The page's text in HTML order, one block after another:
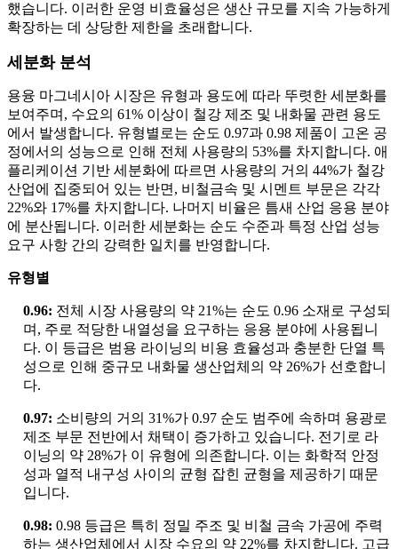
했습니다. 이러한 운영 비효율성은 생산 규모를 지속 가능하게
확장하는 데 상당한 제한을 초래합니다.
세분화 분석
용융 마그네시아 시장은 유형과 용도에 따라 뚜렷한 세분화를
보여주며, 수요의 61% 이상이 철강 제조 및 내화물 관련 용도
에서 발생합니다. 유형별로는 순도 0.97과 0.98 제품이 고온 공
정에서의 성능으로 인해 전체 사용량의 53%를 차지합니다. 애
플리케이션 기반 세분화에 따르면 사용량의 거의 44%가 철강
산업에 집중되어 있는 반면, 비철금속 및 시멘트 부문은 각각
22%와 17%를 차지합니다. 나머지 비율은 틈새 산업 응용 분야
에 분산됩니다. 이러한 세분화는 순도 수준과 특정 산업 성능
요구 사항 간의 강력한 일치를 반영합니다.
유형별
0.96: 전체 시장 사용량의 약 21%는 순도 0.96 소재로 구성되
며, 주로 적당한 내열성을 요구하는 응용 분야에 사용됩니
다. 이 등급은 범용 라이닝의 비용 효율성과 충분한 단열 특
성으로 인해 중규모 내화물 생산업체의 약 26%가 선호합니
다.
0.97: 소비량의 거의 31%가 0.97 순도 범주에 속하며 용광로
제조 부문 전반에서 채택이 증가하고 있습니다. 전기로 라
이닝의 약 28%가 이 유형에 의존합니다. 이는 화학적 안정
성과 열적 내구성 사이의 균형 잡힌 균형을 제공하기 때문
입니다.
0.98: 0.98 등급은 특히 정밀 주조 및 비철 금속 가공에 주력
하는 생산업체에서 시장 수요의 약 22%를 차지합니다. 고급